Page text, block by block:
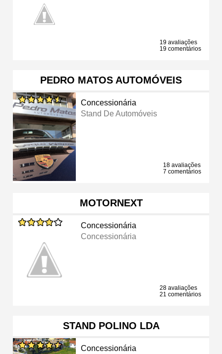
19 avaliações
19 comentários
PEDRO MATOS AUTOMÓVEIS
Concessionária
Stand De Automóveis
18 avaliações
7 comentários
MOTORNEXT
Concessionária
Concessionária
28 avaliações
21 comentários
STAND POLINO LDA
Concessionária